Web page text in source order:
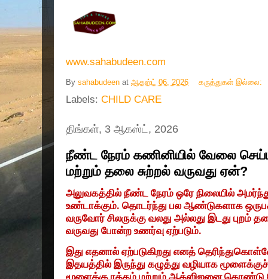
www.sahabudeen.com
By sahabudeen at ஆகஸ்ட் 06, 2026 கருத்துகள் இல்லை:
Labels: CHILD CARE
திங்கள், 3 ஆகஸ்ட், 2026
நீண்ட நேரம் கணினியில் வேலை
மற்றும் தலை சுற்றல் வருவது ஏன்?
அலுவகத்தில் நீண்ட நேரம் ஒரே நிலையில்
உண்டாக்கும். தொடர்ந்து பல ஆண்டுகளாக
வருவோர் சிலருக்கு வலது அல்லது இடது புறம்
வருவது போன்ற உணர்வு ஏற்படும்.
இது எதனால் ஏற்படுகிறது எனத்
இதயத்தில் இருந்து கழுத்து வழியாக